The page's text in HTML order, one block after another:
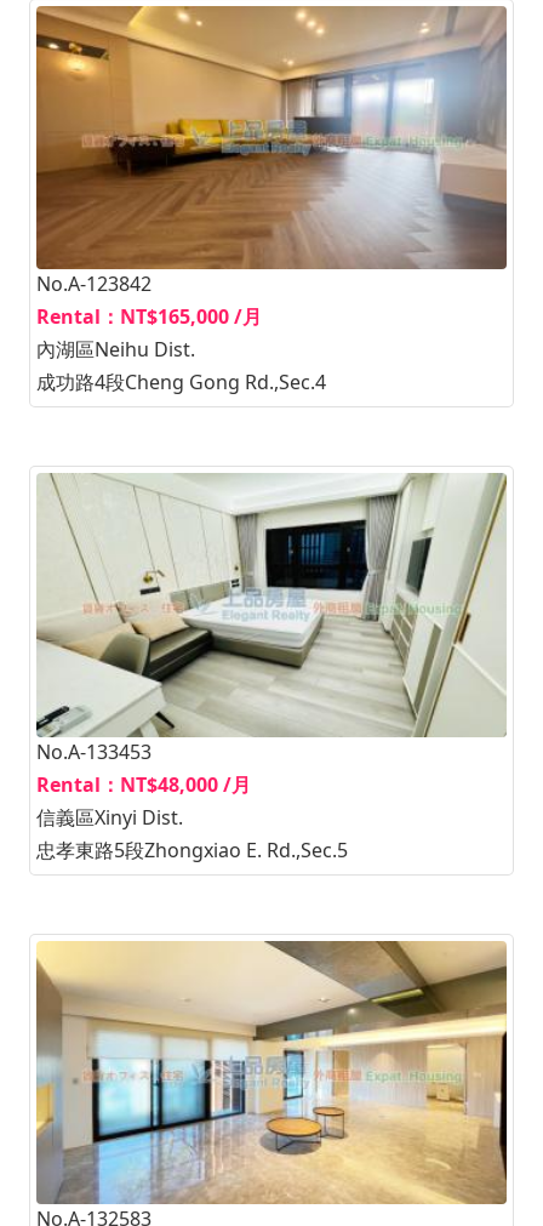
No.A-123842
Rental：NT$165,000 /月
內湖區Neihu Dist.
成功路4段Cheng Gong Rd.,Sec.4
No.A-133453
Rental：NT$48,000 /月
信義區Xinyi Dist.
忠孝東路5段Zhongxiao E. Rd.,Sec.5
No.A-132583